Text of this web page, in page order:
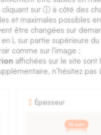
cliquant sur ⓘ à côté des
et maximales possibles
être changées sur
L sur partie supérieure
comme sur l'image ;
affichées sur le site
n’hésitez pas
Épaisseur
19 mm